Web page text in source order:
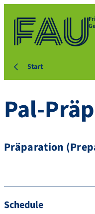
Start
Pal-
Präparation
Schedule